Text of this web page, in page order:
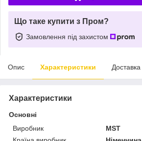
Що таке купити з Пром?
Замовлення під захистом
Опис Характеристики Доставка
Характеристики
Основні
Виробник
MST